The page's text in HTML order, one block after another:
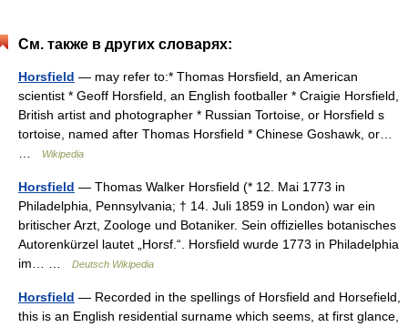
См. также в других словарях:
Horsfield — may refer to:* Thomas Horsfield, an American
scientist * Geoff Horsfield, an English footballer * Craigie Horsfield,
British artist and photographer * Russian Tortoise, or Horsfield s
tortoise, named after Thomas Horsfield * Chinese Goshawk, or…
Wikipedia
Horsfield — Thomas Walker Horsfield (* 12. Mai 1773 in
Philadelphia, Pennsylvania; † 14. Juli 1859 in London) war ein
britischer Arzt, Zoologe und Botaniker. Sein offizielles botanisches
Autorenkürzel lautet „Horsf.“. Horsfield wurde 1773 in Philadelphia
im… …
Deutsch Wikipedia
Horsfield — Recorded in the spellings of Horsfield and Horsefield,
this is an English residential surname which seems, at first glance,